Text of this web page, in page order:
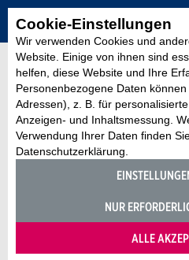
Cookie-Einstellungen
Wir verwenden Cookies und
Website. Einige von ihnen sind
helfen, diese Website und Ihre
Personenbezogene Daten
Adressen), z. B. für
Anzeigen- und Inhaltsmessung.
Verwendung Ihrer Daten finden
Datenschutzerklärung.
NUR
ALLE